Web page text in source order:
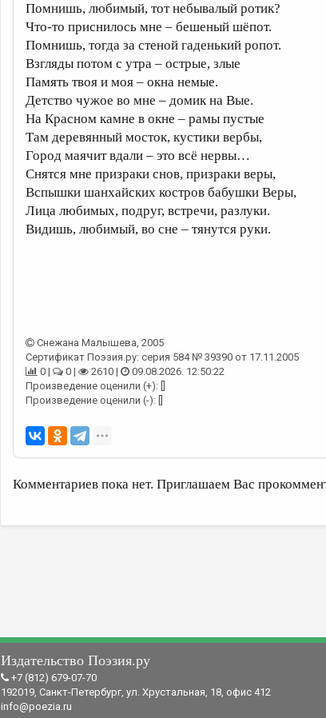
Помнишь, любимый, тот небывалый ротик?
Что-то приснилось мне – бешеный шёпот.
Помнишь, тогда за стеной гаденький ропот.
Взгляды потом с утра – острые, злые
Память твоя и моя – окна немые.
Детство чужое во мне – домик на Вые.
На Красном камне в окне – рамы пустые
Там деревянный мосток, кустики вербы,
Город маячит вдали – это всё нервы…
Снятся мне призраки снов, призраки веры,
Вспышки шанхайских костров бабушки Веры,
Лица любимых, подруг, встречи, разлуки.
Видишь, любимый, во сне – тянутся руки.
Снежана Малышева, 2005
Сертификат Поэзия.ру: серия 584 № 39390 от 17.11.2005
0 |
0 | 2610 |
09.08.2026. 12:50:22
Произведение оценили (+): []
Произведение оценили (-): []
Комментариев пока нет. Приглашаем Вас
Издательство Поэзия.ру
+7 (812) 679-07-70
192019, Санкт-Петербург, ул. Хрустальная, 18, офис 412
info@poezia.ru